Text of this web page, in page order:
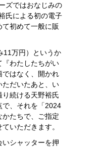
ズではおなじみの
氏による初の電子
初めて一般に販
11万円）というか
『わたしたちがい
ではなく、開かれ
ただいたあと、い
り続ける天野裕氏
で、それを「2024
たちで、ご指定
いただきます。
シャッターを押